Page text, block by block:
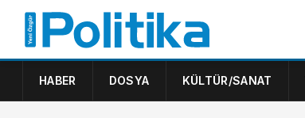
HABER DOSYA KÜLTÜR/SANAT